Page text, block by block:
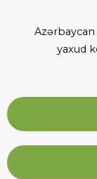
Azərbaycan
yaxud